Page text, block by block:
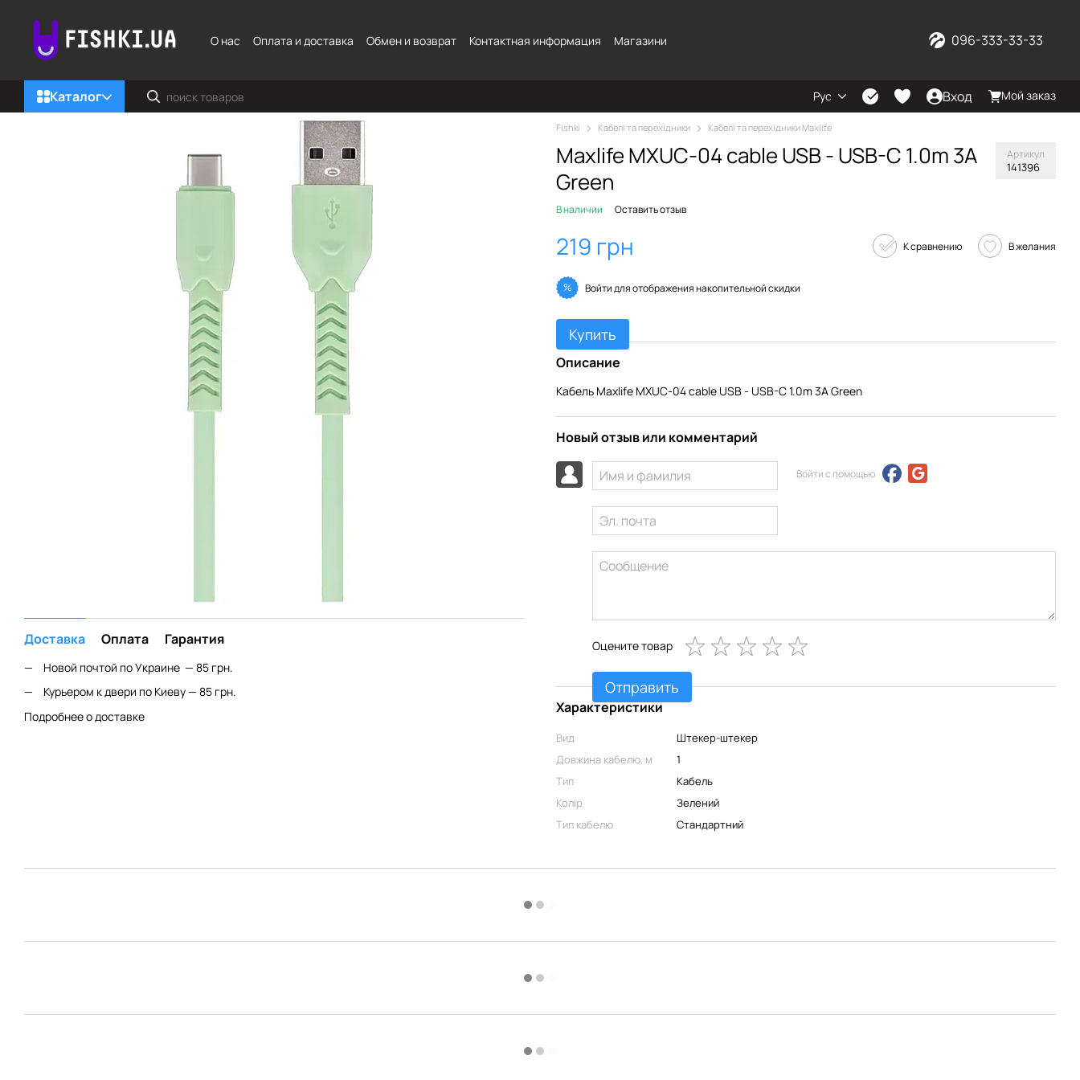
О нас
Оплата и доставка Обмен и возврат Контактная информация Магазини 096-333-33-33
Каталог Рус Вход Мой заказ
Доставка Оплата Гарантия
Новой почтой по Украине — 85 грн.
Курьером к двери по Киеву — 85 грн.
Подробнее о доставке
Fishki Кабелі та перехідники Кабелі та перехідники Maxlife
Maxlife MXUC-04 cable USB - USB-C 1.0m 3A
Green
Артикул
141396
В наличии Оставить отзыв
219 грн К сравнению В желания
% Войтидля отображения накопительной скидки
Купить
Описание
Кабель Maxlife MXUC-04 cable USB - USB-C 1.0m 3A Green
Новый отзыв или комментарий
Войти с помощью
Оцените товар
Отправить
Характеристики
Вид
Штекер-штекер
Довжина кабелю, м
1
Тип
Кабель
Колір
Зелений
Тип кабелю
Стандартний